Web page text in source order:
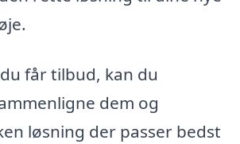
får tilbud, kan du
dem og
løsning der passer bedst